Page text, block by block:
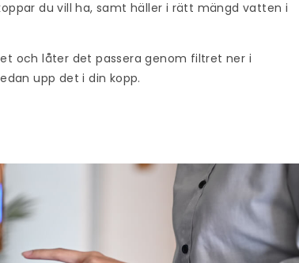
du vill ha, samt häller i rätt mängd vatten i
och låter det passera genom filtret ner i
upp det i din kopp.